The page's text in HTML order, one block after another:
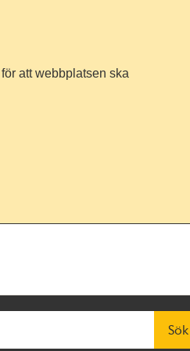
att webbplatsen ska
Sök